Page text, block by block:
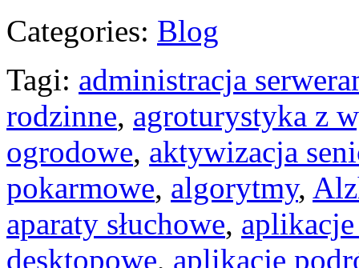
Categories: Blog
Tagi: administracja
rodzinne, agroturystyka z
ogrodowe, aktywizacja
pokarmowe, algorytmy,
aparaty słuchowe,
desktopowe, aplikacje